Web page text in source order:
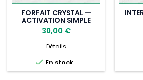
FORFAIT CRYSTAL —
ACTIVATION SIMPLE
30,00 €
Détails Forfait Crystal —
 En stock